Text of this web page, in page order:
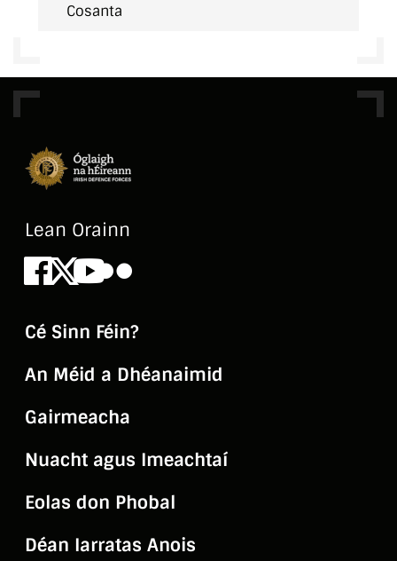
Cosanta
Lean Orainn
Facebook
X Youtube
Flickr
Cé Sinn Féin?
An Méid a Dhéanaimid
Gairmeacha
Nuacht agus Imeachtaí
Eolas don Phobal
Déan Iarratas Anois